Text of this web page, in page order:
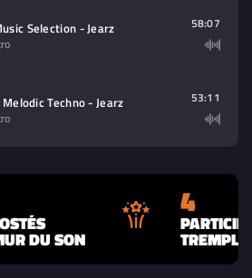
à lire (audio/video)
Selection - Jearz 58:07
Techno - Jearz 53:11
DU SON
4